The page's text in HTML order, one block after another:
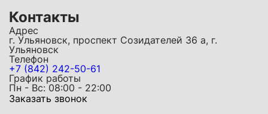
Контакты
Адрес
г. Ульяновск, проспект Созидателей 36 а, г.
Ульяновск
Телефон
+7 (842) 242-50-61
График работы
Пн - Вс: 08:00 - 22:00
Заказать звонок